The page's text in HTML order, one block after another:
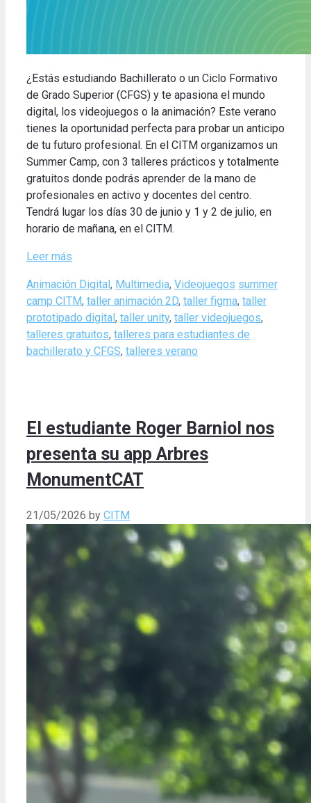
¿Estás estudiando Bachillerato o un Ciclo Formativo
de Grado Superior (CFGS) y te apasiona el mundo
digital, los videojuegos o la animación? Este verano
tienes la oportunidad perfecta para probar un anticipo
de tu futuro profesional. En el CITM organizamos un
Summer Camp, con 3 talleres prácticos y totalmente
gratuitos donde podrás aprender de la mano de
profesionales en activo y docentes del centro.
Tendrá lugar los días 30 de junio y 1 y 2 de julio, en
horario de mañana, en el CITM.
Leer más
Categories
Animación Digital, Multimedia, Videojuegos Tags
summer
camp CITM, taller animación 2D, taller figma, taller
prototipado digital, taller unity, taller videojuegos,
talleres gratuitos, talleres para estudiantes de
bachillerato y CFGS, talleres verano
El estudiante Roger Barniol nos
presenta su app Arbres
MonumentCAT
21/05/2026 by CITM